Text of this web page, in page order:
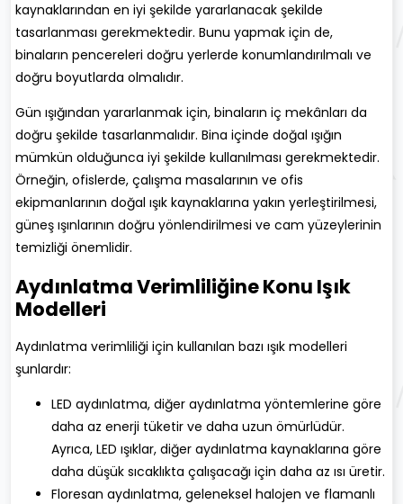
kaynaklarından en iyi şekilde yararlanacak şekilde
tasarlanması gerekmektedir. Bunu yapmak için de,
binaların pencereleri doğru yerlerde konumlandırılmalı ve
doğru boyutlarda olmalıdır.
Gün ışığından yararlanmak için, binaların iç mekânları da
doğru şekilde tasarlanmalıdır. Bina içinde doğal ışığın
mümkün olduğunca iyi şekilde kullanılması gerekmektedir.
Örneğin, ofislerde, çalışma masalarının ve ofis
ekipmanlarının doğal ışık kaynaklarına yakın yerleştirilmesi,
güneş ışınlarının doğru yönlendirilmesi ve cam yüzeylerinin
temizliği önemlidir.
Aydınlatma Verimliliğine Konu Işık
Modelleri
Aydınlatma verimliliği için kullanılan bazı ışık modelleri
şunlardır:
LED aydınlatma, diğer aydınlatma yöntemlerine göre
daha az enerji tüketir ve daha uzun ömürlüdür.
Ayrıca, LED ışıklar, diğer aydınlatma kaynaklarına göre
daha düşük sıcaklıkta çalışacağı için daha az ısı üretir.
Floresan aydınlatma, geleneksel halojen ve flamanlı